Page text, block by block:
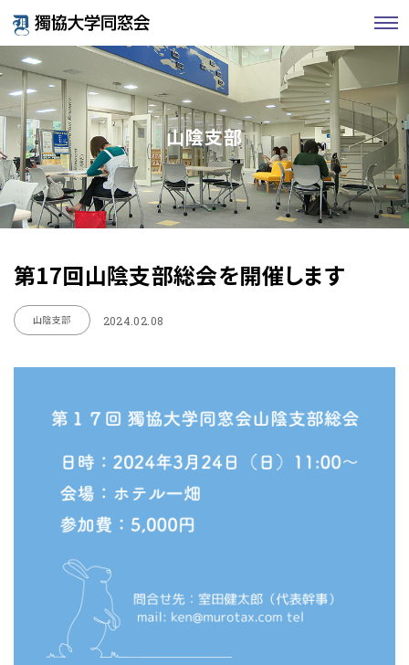
山陰支部
第17回山陰支部総会を開催します
山陰支部 2024.02.08